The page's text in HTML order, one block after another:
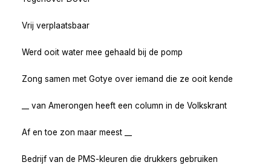
Vrij verplaatsbaar
Werd ooit water mee gehaald bij de pomp
Zong samen met Gotye over iemand die ze ooit kende
__ van Amerongen heeft een column in de Volkskrant
Af en toe zon maar meest __
Bedrijf van de PMS-kleuren die drukkers gebruiken